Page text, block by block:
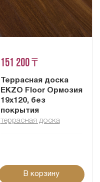
151 200 ₸
Террасная доска
EKZO Floor Ормозия
19х120, без
покрытия
террасная доска
В корзину